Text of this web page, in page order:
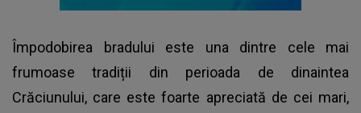
Împodobirea bradului este una dintre cele mai
frumoase tradiții din perioada de dinaintea
Crăciunului, care este foarte apreciată de cei mari,